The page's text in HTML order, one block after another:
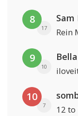
8
17 Rein
9
10
10
7 12 to